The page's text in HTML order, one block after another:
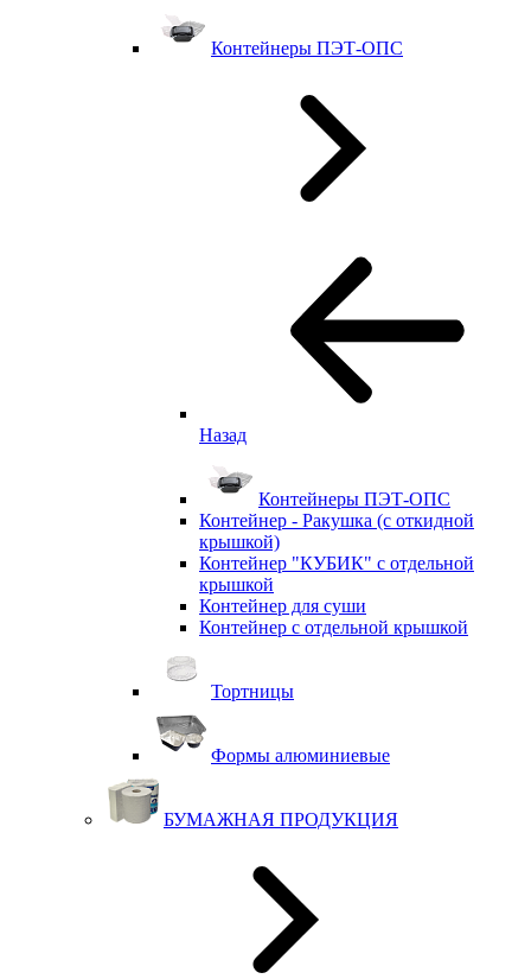
Контейнеры ПЭТ-ОПС
Назад
Контейнеры ПЭТ-ОПС
Контейнер - Ракушка (с откидной
крышкой)
Контейнер "КУБИК" с отдельной
крышкой
Контейнер для суши
Контейнер с отдельной крышкой
Тортницы
Формы алюминиевые
БУМАЖНАЯ ПРОДУКЦИЯ